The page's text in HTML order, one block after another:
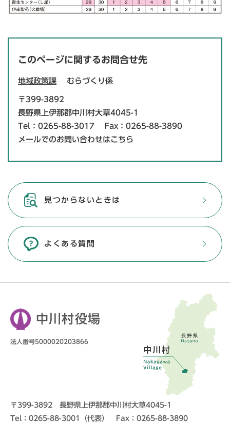
このページに関するお問合せ先
地域政策課 むらづくり係
〒399-3892
長野県上伊那郡中川村大草4045-1
Tel：0265-88-3017
Fax：0265-88-3890
メールでのお問い合わせはこちら
見つからないときは
よくある質問
中川村役場
法人番号5000020203866
〒399-3892 長野県上伊那郡中川村大草4045-1
Tel：0265-88-3001（代表） Fax：0265-88-3890